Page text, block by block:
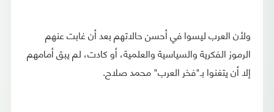
ولأن العرب ليسوا في أحسن حالاتهم بعد أن غابت عنهم
الرموز الفكرية والسياسية والعلمية، أو كادت، لم يبق أمامهم
إلا أن يتغنوا بـ"فخر العرب" محمد صلاح.